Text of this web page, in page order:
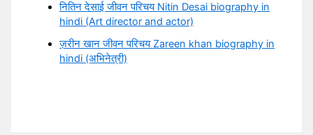
नितिन देसाई जीवन परिचय Nitin Desai biography in
hindi (Art director and actor)
ज़रीन खान जीवन परिचय Zareen khan biography in
hindi (अभिनेत्री)